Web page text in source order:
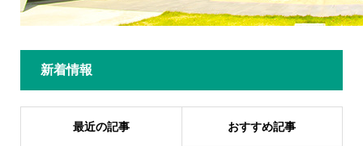
新着情報
最近の記事 おすすめ記事